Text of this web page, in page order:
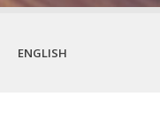
ENGLISH